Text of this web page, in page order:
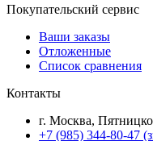
Покупательский сервис
Ваши заказы
Отложенные
Список сравнения
Контакты
г. Москва,
+7 (985) 344-80-47